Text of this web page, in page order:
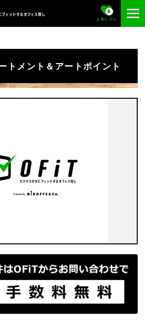
お気に入り
0
トメント＆アートポイント